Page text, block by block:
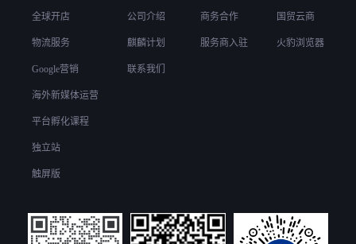
全球开店
物流服务
Google营销
海外新媒体运营
平台孵化课程
独立站
触屏版
公司介绍
麒麟计划
联系我们
商务合作
服务商入驻
国贸云商
火豹浏览器